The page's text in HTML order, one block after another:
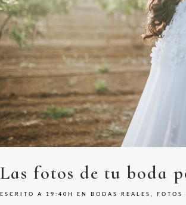
Las fotos de tu boda
ESCRITO A 19:40H EN BODAS REALES , FOTOS